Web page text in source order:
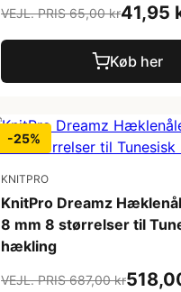
VEJL. PRIS 65,00 kr41,95
Køb her
-25%
KNITPRO
KnitPro Dreamz
8 mm 8 størrelser til
hækling
VEJL. PRIS 687,00 kr